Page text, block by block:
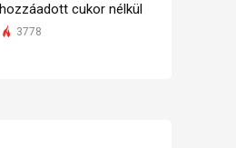
hozzáadott cukor nélkül
3778